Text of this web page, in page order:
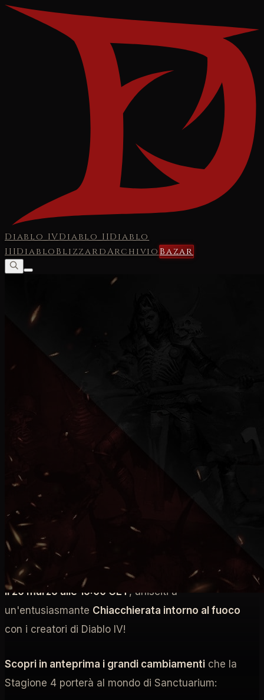
Diablo IVDiablo IIDiablo
IIIDiabloBlizzardArchivioBazar
PTR dev
Il 20 marzo alle 19:00 CET , unisciti a
un'entusiasmante Chiacchierata intorno al fuoco
con i creatori di Diablo IV!
Scopri in anteprima i grandi cambiamenti che la
Stagione 4 porterà al mondo di Sanctuarium: